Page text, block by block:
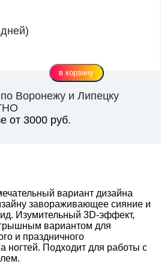
Воронежу и Липецку
от 3000 руб.
вариант дизайна
завораживающее сияние и
Изумительный 3D-эффект,
вариантом для
и праздничного
ногтей. Подходит для работы с